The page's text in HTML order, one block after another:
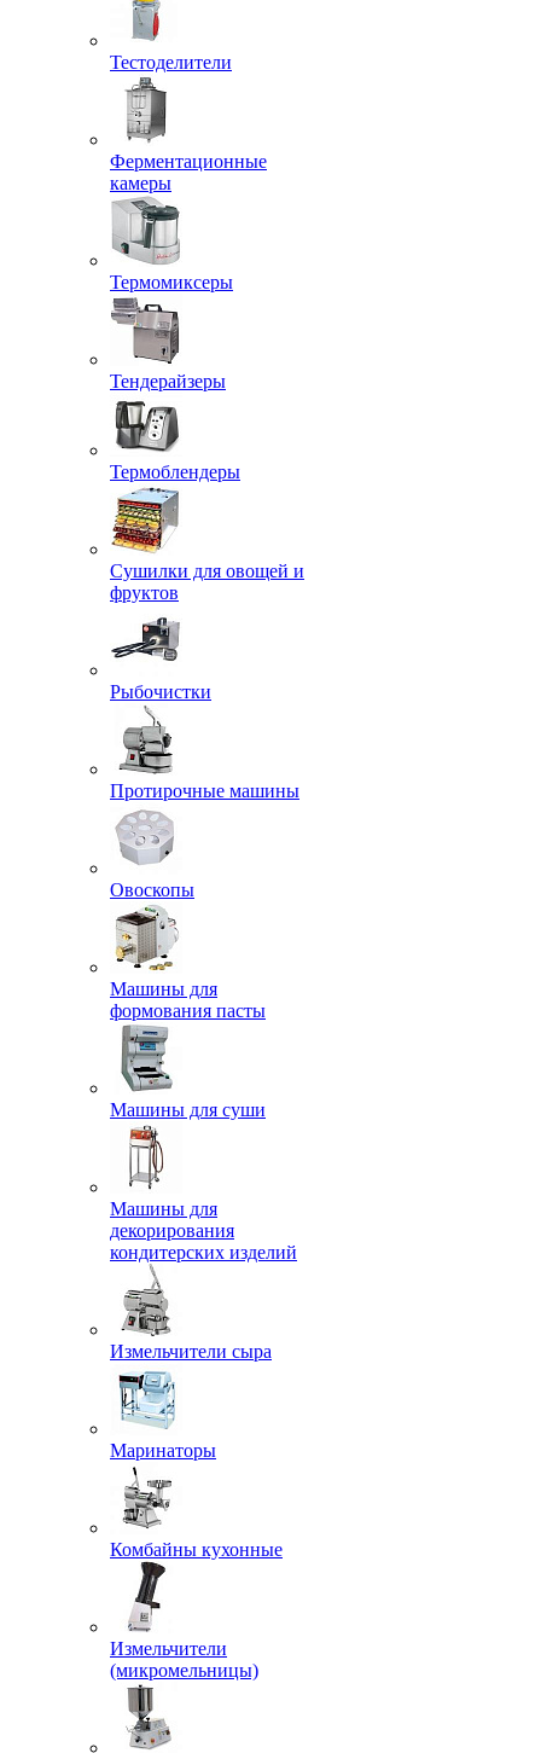
Тестоделители
Ферментационные
камеры
Термомиксеры
Тендерайзеры
Термоблендеры
Сушилки для овощей и
фруктов
Рыбочистки
Протирочные машины
Овоскопы
Машины для
формования пасты
Машины для суши
Машины для
декорирования
кондитерских изделий
Измельчители сыра
Маринаторы
Комбайны кухонные
Измельчители
(микромельницы)